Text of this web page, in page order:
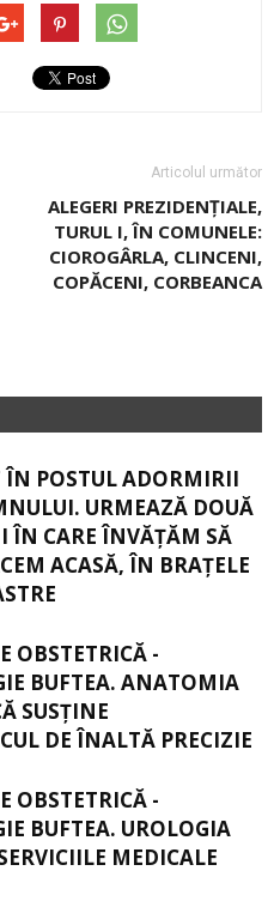
Articolul următor
ALEGERI PREZIDENȚIALE,
TURUL I, ÎN COMUNELE:
CIOROGÂRLA, CLINCENI,
COPĂCENI, CORBEANCA
POSTUL ADORMIRII
URMEAZĂ DOUĂ
ÎN CARE ÎNVĂŢĂM SĂ
ACASĂ, ÎN BRAŢELE
OBSTETRICĂ -
BUFTEA. ANATOMIA
SUSŢINE
DE ÎNALTĂ PRECIZIE
OBSTETRICĂ -
BUFTEA. UROLOGIA
MEDICALE